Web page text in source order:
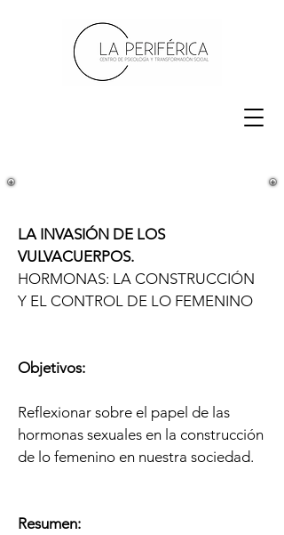
LA INVASIÓN DE LOS
VULVACUERPOS.
HORMONAS: LA CONSTRUCCIÓN
Y EL CONTROL DE LO FEMENINO
Objetivos:
Reflexionar sobre el papel de las
hormonas sexuales en la construcción
de lo femenino en nuestra sociedad.​
Resumen: